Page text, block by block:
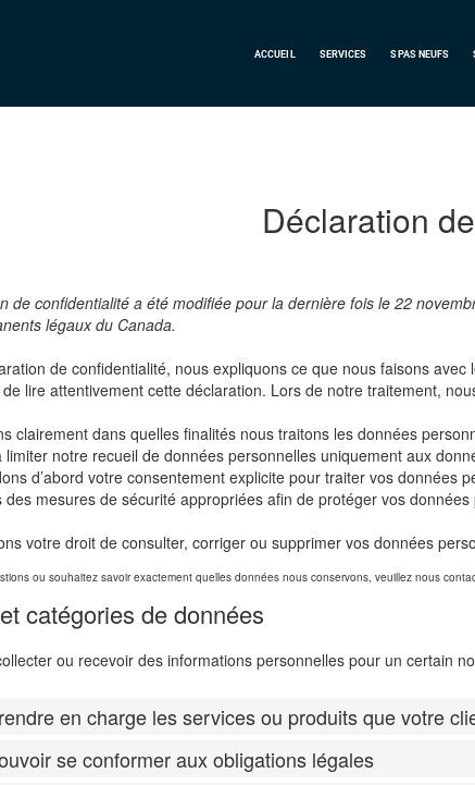
SPASNEUFS
SERVICES
ACCUEIL
Déclaration
de confidentialité a été modifiée pour la dernière fois le 22
légaux du Canada.
de confidentialité, nous expliquons ce que nous faisons
lire attentivement cette déclaration. Lors de notre traitement,
clairement dans quelles finalités nous traitons les données
limiter notre recueil de données personnelles uniquement aux
d’abord votre consentement explicite pour traiter vos données
des mesures de sécurité appropriées afin de protéger vos
votre droit de consulter, corriger ou supprimer vos données
ou souhaitez savoir exactement quelles données nous conservons, veuillez nous
catégories de données
ou recevoir des informations personnelles pour un certain
en charge les services ou produits que votre
se conformer aux obligations légales